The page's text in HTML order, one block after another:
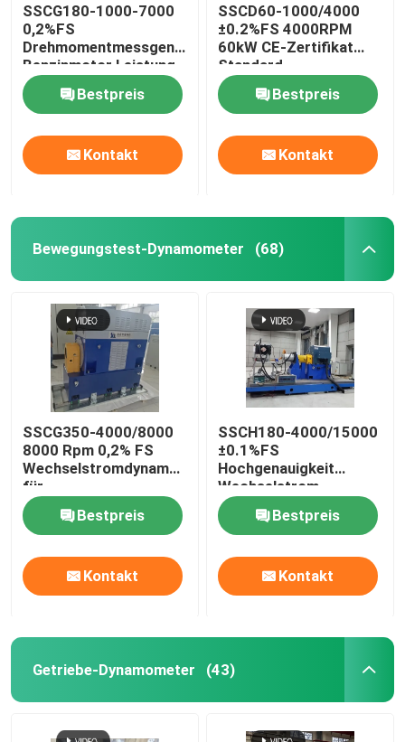
SSCG180-1000-7000
0,2%FS
Drehmomentmessgenauigkeit
Benzinmotor Leistung
Elektrodynamometer
PrüfbankBestpreis
Kontakt
SSCD60-1000/4000
±0.2%FS 4000RPM
60kW CE-Zertifikat
Standard-
Hochgenauigkeits-
Elektrodynamometer-
Prüfbank für
Dieselmotoren
Bestpreis
Kontakt
Bewegungstest-Dynamometer (68)
SSCG350-4000/8000
8000 Rpm 0,2% FS
Wechselstromdynamometer
für
Hochgeschwindigkeitsmotoren
von Autos verwendet
Bestpreis
Kontakt
SSCH180-4000/15000
±0.1%FS
Hochgenauigkeit
Wechselstrom-
Asynchron-Neuen-
Energie-Motor
Elektrodynamometer-
Prüfbank
Bestpreis
Kontakt
Getriebe-Dynamometer (43)